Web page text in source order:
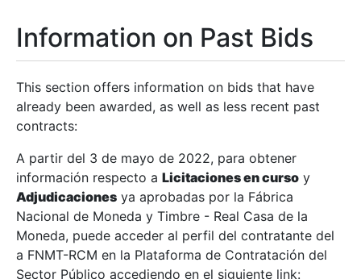
Show/Hide
Show/Hide
Information on Past Bids
This section offers information on bids that have
already been awarded, as well as less recent past
contracts:
A partir del 3 de mayo de 2022, para obtener
información respecto a Licitaciones en curso y
Adjudicaciones ya aprobadas por la Fábrica
Nacional de Moneda y Timbre - Real Casa de la
Moneda, puede acceder al perfil del contratante del
a FNMT-RCM en la Plataforma de Contratación del
Sector Público accediendo en el siguiente link: